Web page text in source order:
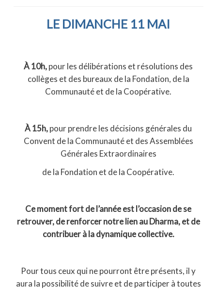
LE DIMANCHE 11 MAI
À 10h,pour les délibérations et résolutions des
collèges et des bureaux de la Fondation, de la
Communauté et de la Coopérative.
À 15h,pour prendre les décisions générales du
Convent de la Communauté et des Assemblées
Générales Extraordinaires
de la Fondation et de la Coopérative.
Ce moment fort de l’année est l’occasion de se
retrouver, de renforcer notre lien au Dharma, et de
contribuer à la dynamique collective.
Pour tous ceux qui ne pourront être présents, il y
aura la possibilité de suivre et de participer à toutes